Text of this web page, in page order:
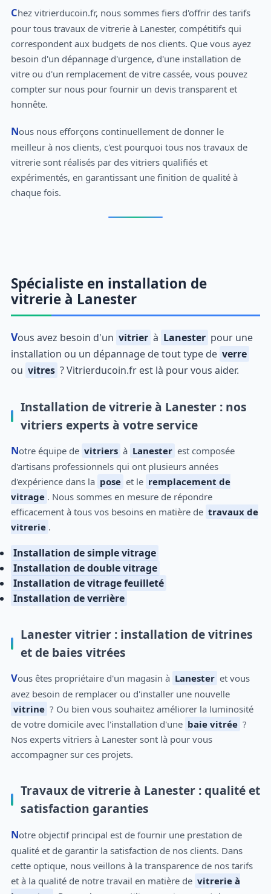
Chez vitrierducoin.fr, nous sommes fiers d'offrir des tarifs
pour tous travaux de vitrerie à Lanester, compétitifs qui
correspondent aux budgets de nos clients. Que vous ayez
besoin d'un dépannage d'urgence, d'une installation de
vitre ou d'un remplacement de vitre cassée, vous pouvez
compter sur nous pour fournir un devis transparent et
honnête.
Nous nous efforçons continuellement de donner le
meilleur à nos clients, c'est pourquoi tous nos travaux de
vitrerie sont réalisés par des vitriers qualifiés et
expérimentés, en garantissant une finition de qualité à
chaque fois.
Spécialiste en installation de
vitrerie à Lanester
Vous avez besoin d'un vitrier à Lanester pour une
installation ou un dépannage de tout type de verre
ou vitres ? Vitrierducoin.fr est là pour vous aider.
Installation de vitrerie à Lanester : nos
vitriers experts à votre service
Notre équipe de vitriers à Lanester est composée
d'artisans professionnels qui ont plusieurs années
d'expérience dans la pose et le remplacement de
vitrage . Nous sommes en mesure de répondre
efficacement à tous vos besoins en matière de travaux de
vitrerie .
Installation de simple vitrage
Installation de double vitrage
Installation de vitrage feuilleté
Installation de verrière
Lanester vitrier : installation de vitrines
et de baies vitrées
Vous êtes propriétaire d'un magasin à Lanester et vous
avez besoin de remplacer ou d'installer une nouvelle
vitrine ? Ou bien vous souhaitez améliorer la luminosité
de votre domicile avec l'installation d'une baie vitrée ?
Nos experts vitriers à Lanester sont là pour vous
accompagner sur ces projets.
Travaux de vitrerie à Lanester : qualité et
satisfaction garanties
Notre objectif principal est de fournir une prestation de
qualité et de garantir la satisfaction de nos clients. Dans
cette optique, nous veillons à la transparence de nos tarifs
et à la qualité de notre travail en matière de vitrerie à